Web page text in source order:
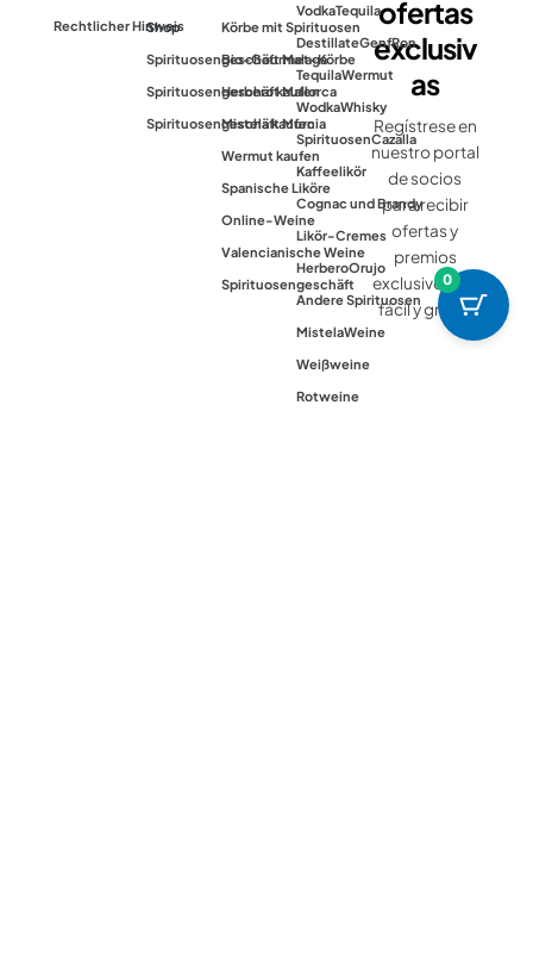
Rechtlicher Hinweis
Shop
Spirituosengeschäft Malaga
Spirituosengeschäft Mallorca
Spirituosengeschäft Murcia
Körbe mit Spirituosen
Bio-Gourmet-Körbe
Herbero kaufen
Mistela kaufen
Wermut kaufen
Spanische Liköre
Online-Weine
Valencianische Weine
Spirituosengeschäft
VodkaTequila
DestillateGenfRon
TequilaWermut
WodkaWhisky
SpirituosenCazalla
Kaffeelikör
Cognac und Brandy
Likör-Cremes
HerberoOrujo
Andere Spirituosen
MistelaWeine
Weißweine
Rotweine
ofertas
exclusiv
as
Regístrese en
nuestro portal
de socios
para recibir
ofertas y
premios
exclusivos. Es
fácil y gratis.
0